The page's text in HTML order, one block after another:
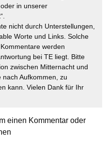
in unserer
nicht durch Unterstellungen,
Worte und Links. Solche
werden
bei TE liegt. Bitte
zwischen Mitternacht und
Aufkommen, zu
kann. Vielen Dank für Ihr
einen Kommentar oder